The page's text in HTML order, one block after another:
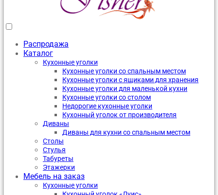
Распродажа
Каталог
Кухонные уголки
Кухонные уголки со спальным местом
Кухонные уголки с ящиками для хранения
Кухонные уголки для маленькой кухни
Кухонные уголки со столом
Недорогие кухонные уголки
Кухонный уголок от производителя
Диваны
Диваны для кухни со спальным местом
Столы
Стулья
Табуреты
Этажерки
Мебель на заказ
Кухонные уголки